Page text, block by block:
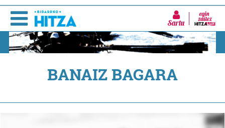
Sartu
BANAIZ BAGARA